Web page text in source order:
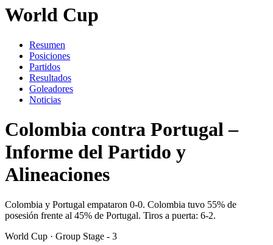
World Cup
Resumen
Posiciones
Partidos
Resultados
Goleadores
Noticias
Colombia contra Portugal –
Informe del Partido y
Alineaciones
Colombia y Portugal empataron 0-0. Colombia tuvo 55% de
posesión frente al 45% de Portugal. Tiros a puerta: 6-2.
World Cup · Group Stage - 3